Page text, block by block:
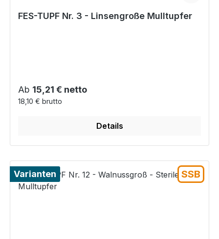
FES-TUPF Nr. 3 - Linsengroße Mulltupfer
Regulärer Preis:
Ab 15,21 € netto
18,10 € brutto
Details
Varianten SSB